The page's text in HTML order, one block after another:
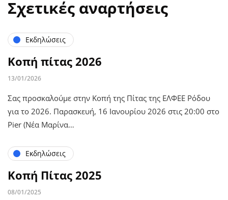
Σχετικές αναρτήσεις
Εκδηλώσεις
Κοπή πίτας 2026
13/01/2026
Σας προσκαλούμε στην Κοπή της Πίτας της ΕΛΦΕΕ Ρόδου
για το 2026. Παρασκευή, 16 Ιανουρίου 2026 στις 20:00 στο
Pier (Νέα Μαρίνα…
Εκδηλώσεις
Κοπή Πίτας 2025
08/01/2025